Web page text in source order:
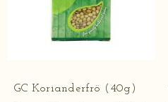
GC Korianderfrö (40g)​​​